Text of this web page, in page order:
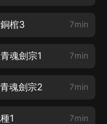
棺3 7min
魂劍宗1 7min
魂劍宗2 7min
1 7min